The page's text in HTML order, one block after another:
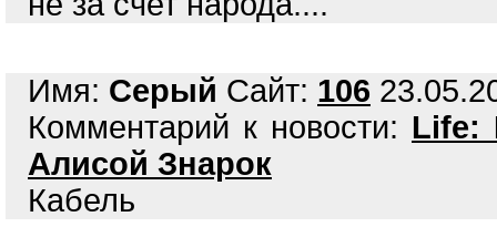
Имя: Серый Сайт: 106
Комментарий к новости: Life:
Алисой Знарок
Кабель